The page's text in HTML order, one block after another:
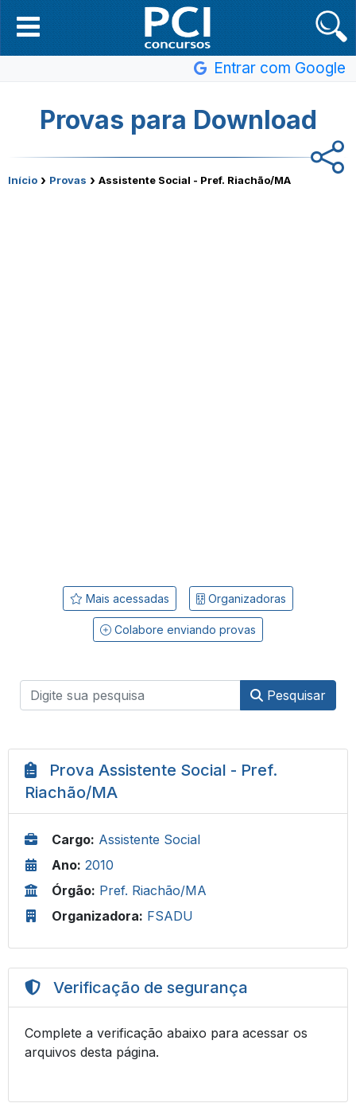
Entrar com Google
Provas para Download
Início › Provas › Assistente Social - Pref. Riachão/MA
Mais acessadas Organizadoras
Colabore enviando provas
Pesquisar
Prova Assistente Social - Pref.
Riachão/MA
Cargo: Assistente Social
Ano: 2010
Órgão: Pref. Riachão/MA
Organizadora: FSADU
Verificação de segurança
Complete a verificação abaixo para acessar os
arquivos desta página.